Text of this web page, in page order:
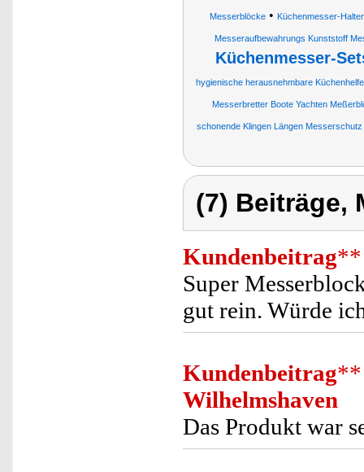
Messerblöcke• Küchenmesser-Halter
Messeraufbewahrungs Kunststoff
Küchenmesser-
hygienische herausnehmbare
Messerbretter Boote Yachten
schonende Klingen Längen
(7) Beiträge,
Kundenbeitrag**
Super
gut rein. Würde
Kundenbeitrag**
Wilhelmshaven
Das Produkt war